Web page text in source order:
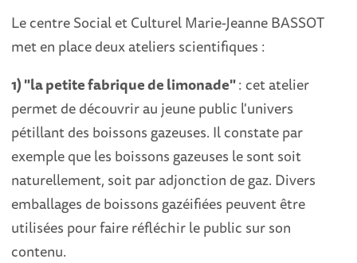
Le centre Social et Culturel Marie-Jeanne BASSOT
met en place deux ateliers scientifiques :
1) "la petite fabrique de limonade": cet atelier
permet de découvrir au jeune public l'univers
pétillant des boissons gazeuses. Il constate par
exemple que les boissons gazeuses le sont soit
naturellement, soit par adjonction de gaz. Divers
emballages de boissons gazéifiées peuvent être
utilisées pour faire réfléchir le public sur son
contenu.